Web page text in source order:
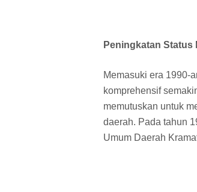
Peningkatan Status
Memasuki era 1990-
komprehensif
memutuskan untuk
daerah. Pada tahun
Umum Daerah